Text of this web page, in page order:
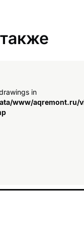
in
www/aqremont.ru/